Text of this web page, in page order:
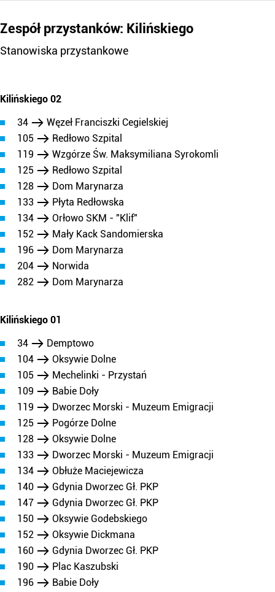
Zespół przystanków: Kilińskiego
Stanowiska przystankowe
Kilińskiego 02
34
Węzeł Franciszki Cegielskiej
105
Redłowo Szpital
119
Wzgórze Św. Maksymiliana Syrokomli
125
Redłowo Szpital
128
Dom Marynarza
133
Płyta Redłowska
134
Orłowo SKM - "Klif"
152
Mały Kack Sandomierska
196
Dom Marynarza
204
Norwida
282
Dom Marynarza
Kilińskiego 01
34
Demptowo
104
Oksywie Dolne
105
Mechelinki - Przystań
109
Babie Doły
119
Dworzec Morski - Muzeum Emigracji
125
Pogórze Dolne
128
Oksywie Dolne
133
Dworzec Morski - Muzeum Emigracji
134
Obłuże Maciejewicza
140
Gdynia Dworzec Gł. PKP
147
Gdynia Dworzec Gł. PKP
150
Oksywie Godebskiego
152
Oksywie Dickmana
160
Gdynia Dworzec Gł. PKP
190
Plac Kaszubski
196
Babie Doły